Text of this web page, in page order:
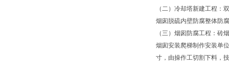
（二）冷却塔新建工程：
烟囱脱硫内壁防腐整体防
（三）烟囱防腐工程：砖
烟囱安装爬梯制作安装单
寸，由操作工切割下料，